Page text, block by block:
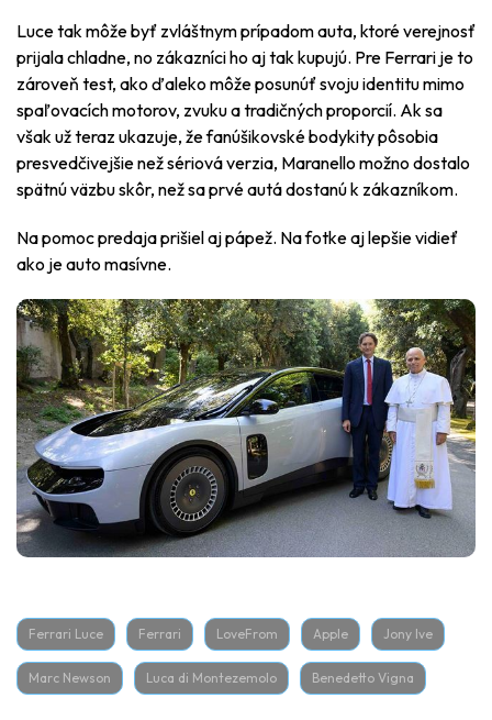
Luce tak môže byť zvláštnym prípadom auta, ktoré verejnosť
prijala chladne, no zákazníci ho aj tak kupujú. Pre Ferrari je to
zároveň test, ako ďaleko môže posunúť svoju identitu mimo
spaľovacích motorov, zvuku a tradičných proporcií. Ak sa
však už teraz ukazuje, že fanúšikovské bodykity pôsobia
presvedčivejšie než sériová verzia, Maranello možno dostalo
spätnú väzbu skôr, než sa prvé autá dostanú k zákazníkom.
Na pomoc predaja prišiel aj pápež. Na fotke aj lepšie vidieť
ako je auto masívne.
Ferrari Luce Ferrari LoveFrom Apple Jony Ive
Marc Newson Luca di Montezemolo Benedetto Vigna